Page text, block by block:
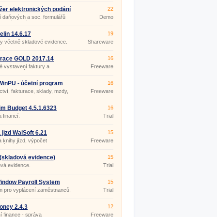
elektronických podání
daňových a soc. formulářů
schránky
22
Demo
14.6.17
včetně skladové evidence.
19
Shareware
GOLD 2017.14
vystavení faktury a
pohledávek
16
Freeware
- účetní program
fakturace, sklady, mzdy,
EET
16
Freeware
Budget 4.5.1.6323
financí.
16
Trial
jízd WalSoft 6.21
knihy jízd, výpočet
náhrad
15
Freeware
evidence)
evidence.
15
Trial
Payroll System
pro vyplácení zaměstnanců.
15
Trial
2.4.3
finance - správa
12
Freeware